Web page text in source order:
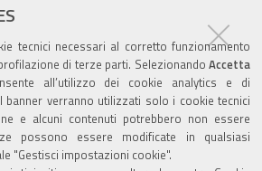
tecnici necessari al corretto funzionamento
di terze parti. Selezionando Accetta
all’utilizzo dei cookie analytics e di
banner verranno utilizzati solo i cookie tecnici
e alcuni contenuti potrebbero non essere
possono essere modificate in qualsiasi
"Gestisci impostazioni cookie".
07/2019
05/2025
Valuta questo sito